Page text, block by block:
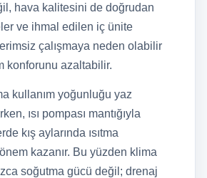
hava kalitesini de doğrudan
ve ihmal edilen iç ünite
çalışmaya neden olabilir
konforunu azaltabilir.
kullanım yoğunluğu yaz
ısı pompası mantığıyla
kış aylarında ısıtma
kazanır. Bu yüzden klima
soğutma gücü değil; drenaj